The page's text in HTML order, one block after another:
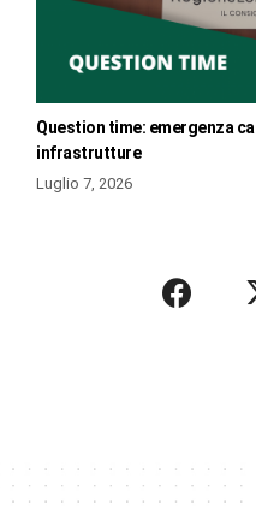
Question time: emergenza
infrastrutture
Luglio 7, 2026